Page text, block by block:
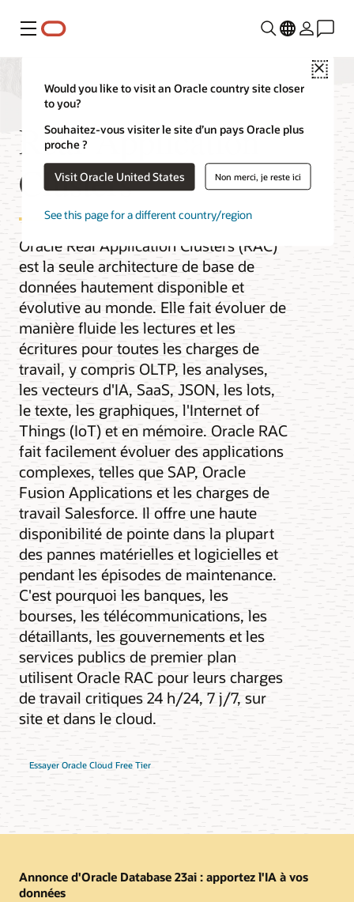
Menu
Close
Would you like to visit an Oracle country site closer
to you?
Souhaitez-vous visiter le site d’un pays Oracle plus
proche ?
Visit Oracle United States Non merci, je reste ici
See this page for a different country/region
Real Application
Clusters
Oracle Real Application Clusters (RAC)
est la seule architecture de base de
données hautement disponible et
évolutive au monde. Elle fait évoluer de
manière fluide les lectures et les
écritures pour toutes les charges de
travail, y compris OLTP, les analyses,
les vecteurs d'IA, SaaS, JSON, les lots,
le texte, les graphiques, l'Internet of
Things (IoT) et en mémoire. Oracle RAC
fait facilement évoluer des applications
complexes, telles que SAP, Oracle
Fusion Applications et les charges de
travail Salesforce. Il offre une haute
disponibilité de pointe dans la plupart
des pannes matérielles et logicielles et
pendant les épisodes de maintenance.
C'est pourquoi les banques, les
bourses, les télécommunications, les
détaillants, les gouvernements et les
services publics de premier plan
utilisent Oracle RAC pour leurs charges
de travail critiques 24 h/24, 7 j/7, sur
site et dans le cloud.
Essayer Oracle Cloud Free Tier
Annonce d'Oracle Database 23ai : apportez l'IA à vos
données